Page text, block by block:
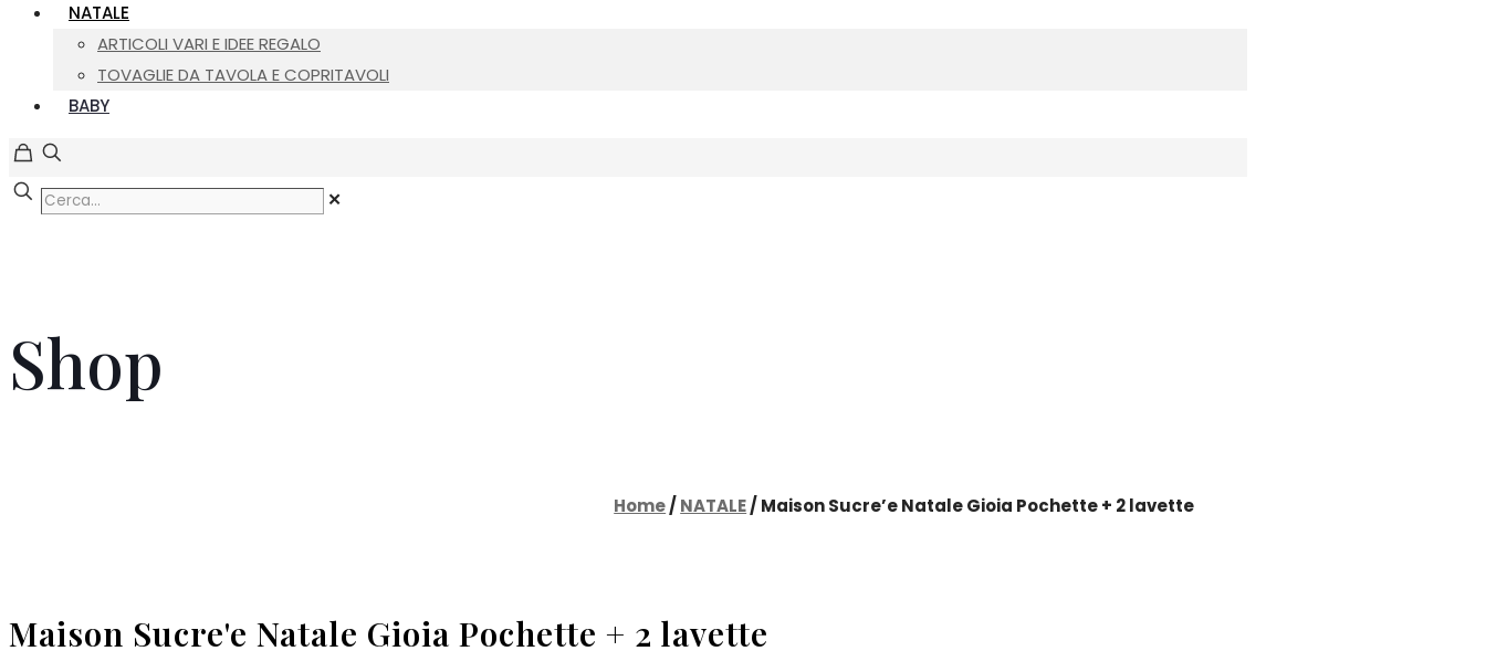
NATALE
ARTICOLI VARI E IDEE REGALO
TOVAGLIE DA TAVOLA E COPRITAVOLI
BABY
✕
Shop
Home/ NATALE/ Maison Sucre’e Natale Gioia Pochette + 2 lavette
Maison Sucre'e Natale Gioia Pochette + 2 lavette